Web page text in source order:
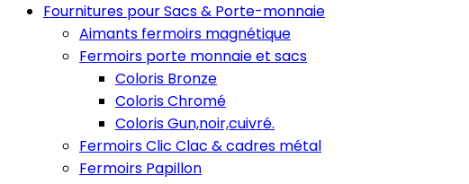
Fournitures pour Sacs & Porte-monnaie
Aimants fermoirs magnétique
Fermoirs porte monnaie et sacs
Coloris Bronze
Coloris Chromé
Coloris Gun,noir,cuivré.
Fermoirs Clic Clac & cadres métal
Fermoirs Papillon